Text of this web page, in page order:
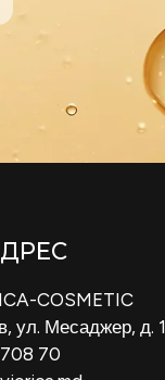
COSMETIC
ул. Месаджер, д. 1
70